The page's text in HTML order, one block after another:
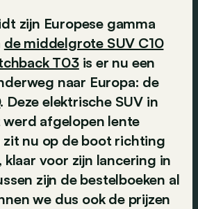
zijn Europese gamma
de middelgrote SUV C10
T03is er nu een
naar Europa: de
. Deze elektrische SUV in
afgelopen lente
nu op de boot richting
klaar voor zijn lancering in
zijn de bestelboeken al
we dus ook de prijzen